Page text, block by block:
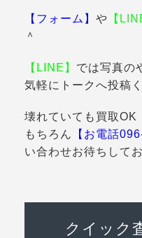
【フォーム】 や 【
＾
【LINE】 では写真の
気軽にトークへ投稿
壊れていても買取OK
もちろん
【お電話
い合わせお待ちして
クイック